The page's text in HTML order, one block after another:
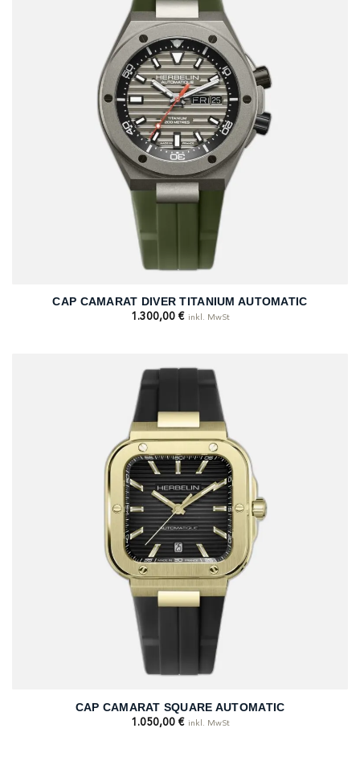
CAP CAMARAT DIVER TITANIUM AUTOMATIC
1.300,00 € inkl. MwSt
CAP CAMARAT SQUARE AUTOMATIC
1.050,00 € inkl. MwSt